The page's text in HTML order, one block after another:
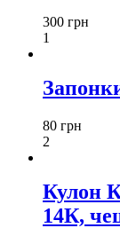
300 грн
1
80 грн
2
Кулон
14К,